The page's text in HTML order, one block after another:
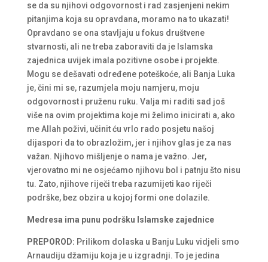
se da su njihovi odgovornost i rad zasjenjeni nekim
pitanjima koja su opravdana, moramo na to ukazati!
Opravdano se ona stavljaju u fokus društvene
stvarnosti, ali ne treba zaboraviti da je Islamska
zajednica uvijek imala pozitivne osobe i projekte.
Mogu se dešavati određene poteškoće, ali Banja Luka
je, čini mi se, razumjela moju namjeru, moju
odgovornost i pruženu ruku. Valja mi raditi sad još
više na ovim projektima koje mi želimo inicirati a, ako
me Allah poživi, učinit ću vrlo rado posjetu našoj
dijaspori da to obrazložim, jer i njihov glas je za nas
važan. Njihovo mišljenje o nama je važno. Jer,
vjerovatno mi ne osjećamo njihovu bol i patnju što nisu
tu. Zato, njihove riječi treba razumijeti kao riječi
podrške, bez obzira u kojoj formi one dolazile.
Medresa ima punu podršku Islamske zajednice
PREPOROD: Prilikom dolaska u Banju Luku vidjeli smo
Arnaudiju džamiju koja je u izgradnji. To je jedina